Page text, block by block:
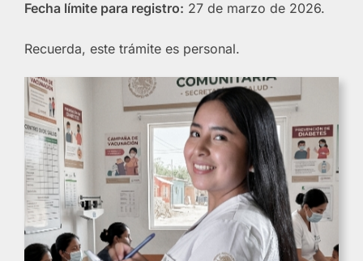
Fecha límite para registro: 27 de marzo de 2026.
Recuerda, este trámite es personal.